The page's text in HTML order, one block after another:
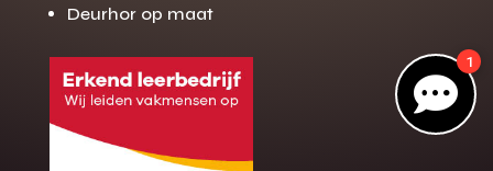
100+ stoffen
Gratis offerte
Direct bellen
Deurhor op maat

1